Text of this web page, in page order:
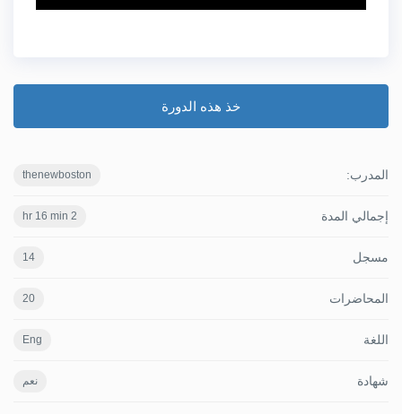
خذ هذه الدورة
المدرب: thenewboston
إجمالي المدة 2 hr 16 min
مسجل 14
المحاضرات 20
اللغة Eng
شهادة نعم